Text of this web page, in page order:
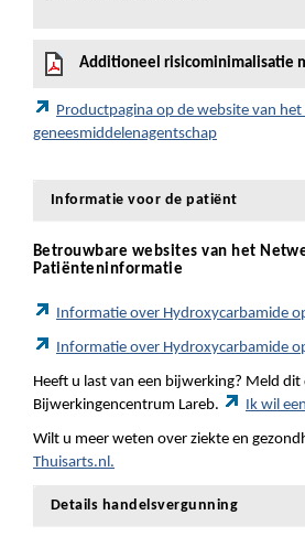
Additioneel risicominimalisatie
Productpagina op de website van het
geneesmiddelenagentschap
Informatie voor de patiënt
Betrouwbare websites van het
Patiënteninformatie
Informatie over Hydroxycarbamide
Informatie over Hydroxycarbamide
Heeft u last van een bijwerking? Meld
Bijwerkingencentrum Lareb.
Ik wil
Wilt u meer weten over ziekte en
Thuisarts.nl.
Details handelsvergunning